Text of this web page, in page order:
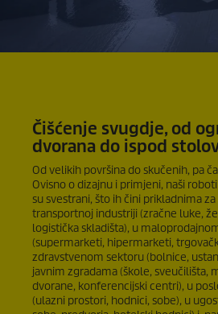
Čišćenje svugdje, od
dvorana do ispod
Od velikih površina do skučenih, pa
Ovisno o dizajnu i primjeni, naši
su svestrani, što ih čini prikladnima
transportnoj industriji (zračne luke,
logistička skladišta), u
(supermarketi, hipermarketi,
zdravstvenom sektoru (bolnice,
javnim zgradama (škole, sveučilišta,
dvorane, konferencijski centri), u
(ulazni prostori, hodnici, sobe), u